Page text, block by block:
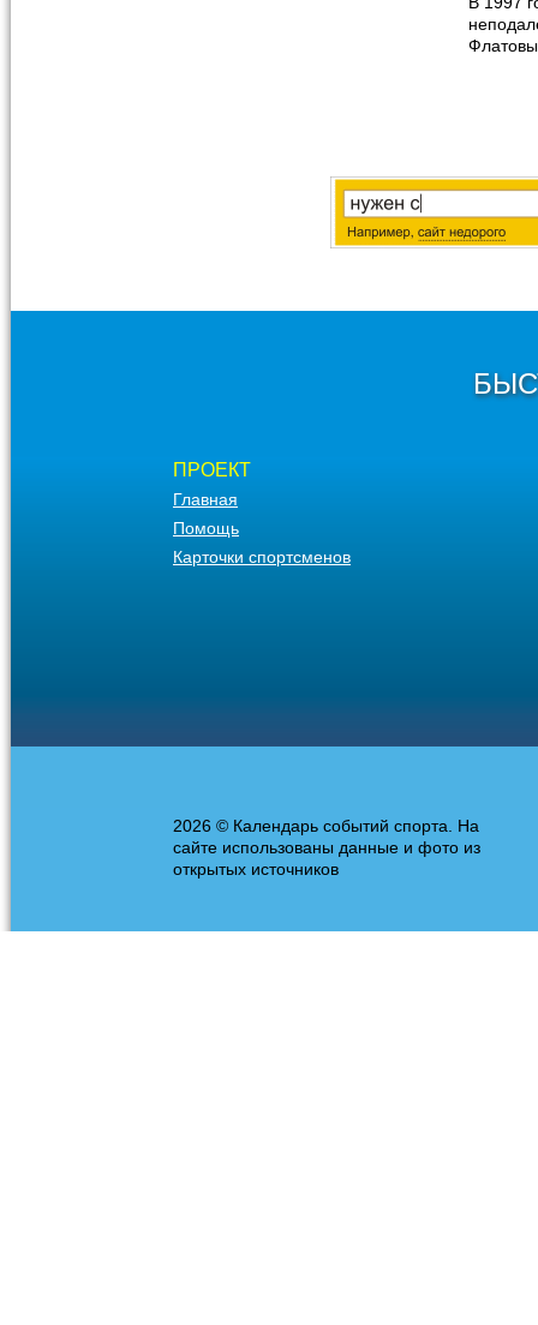
ПРОЕКТ
Главная
Помощь
Карточки спортсменов
2026 © Календарь событий спорта. На
сайте использованы данные и фото из
открытых источников